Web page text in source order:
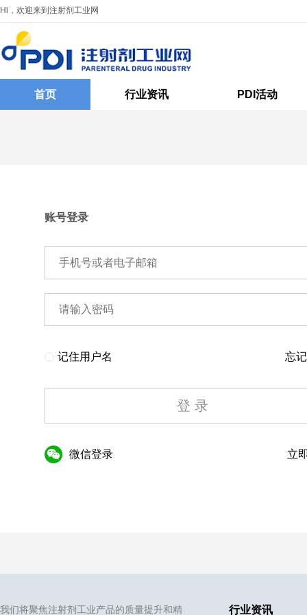
Hi，欢迎来到注射剂工业网
首页 行业资讯 PDI活动
账号登录
记住用户名 忘
登 录
微信登录 立
我们将聚焦注射剂工业产品的质量提升和精 行业资讯